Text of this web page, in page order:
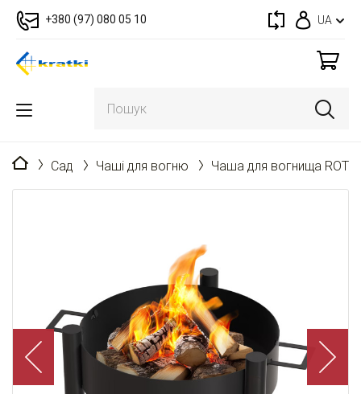
+380 (97) 080 05 10 UA
Головна
Cад Чаші для вогню Чаша для вогнища